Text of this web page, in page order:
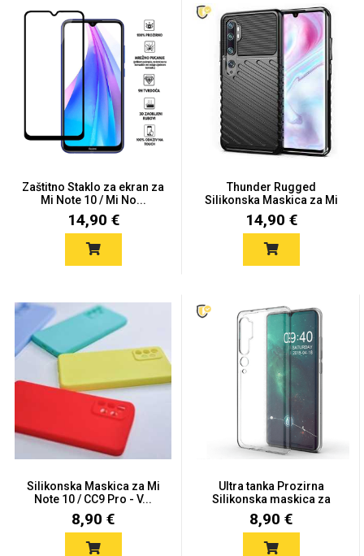
Zaštitno Staklo za ekran za
Mi Note 10 / Mi No...
14,90 €
Thunder Rugged
Silikonska Maskica za Mi
Note 1...
14,90 €
Silikonska Maskica za Mi
Note 10 / CC9 Pro - V...
8,90 €
Ultra tanka Prozirna
Silikonska maskica za
Xia...
8,90 €
Sleng Feel Good
Životinjsko carstvo
Svemirska kolekcija
Univerzalne futrole i
maskice
Preklopne maskice